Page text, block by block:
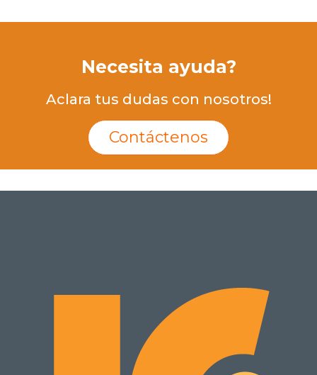
Necesita ayuda?
Aclara tus dudas con nosotros!
Contáctenos